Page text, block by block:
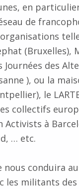
en
de
(Bruxelles),
Journées des
), ou la
le
collectifs
Activists à
… etc.
conduira
les militants